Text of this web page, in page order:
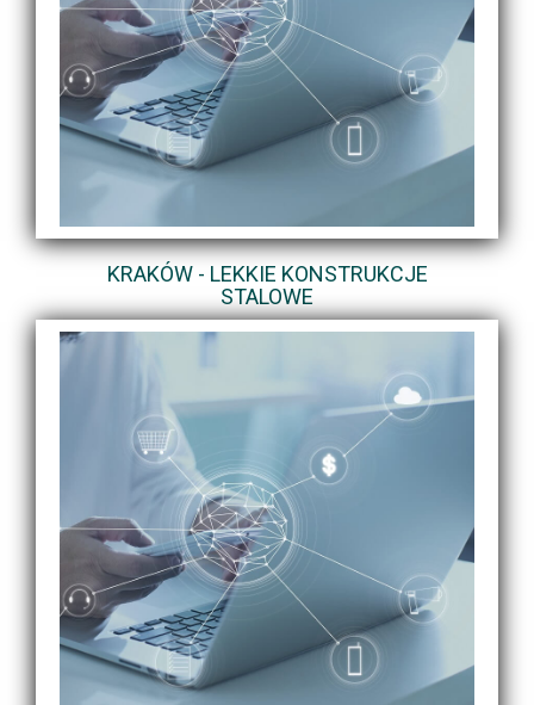
KRAKÓW - LEKKIE KONSTRUKCJE
STALOWE